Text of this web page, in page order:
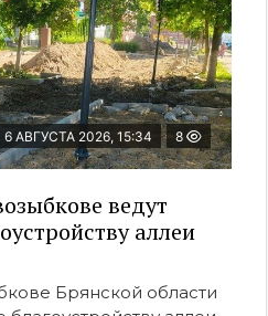
6 АВГУСТА 2026, 15:34 8
ведут
аллеи
Брянской области